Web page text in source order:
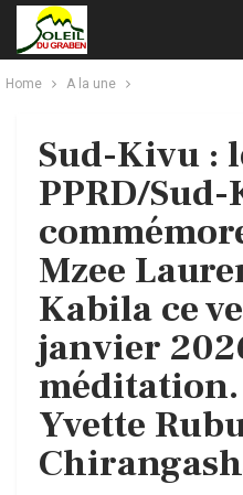
Home A la une
Sud-Kivu :
PPRD/
Mzee
Kabila ce
janvier
Yvette